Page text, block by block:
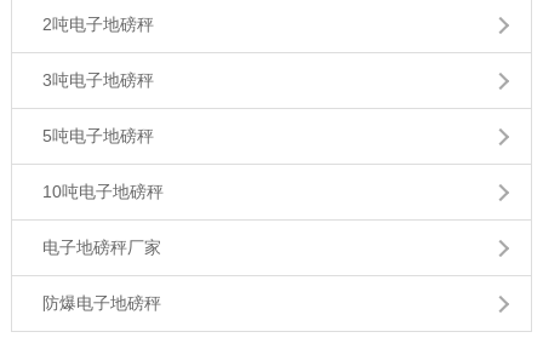
2吨电子地磅秤
3吨电子地磅秤
5吨电子地磅秤
10吨电子地磅秤
电子地磅秤厂家
防爆电子地磅秤